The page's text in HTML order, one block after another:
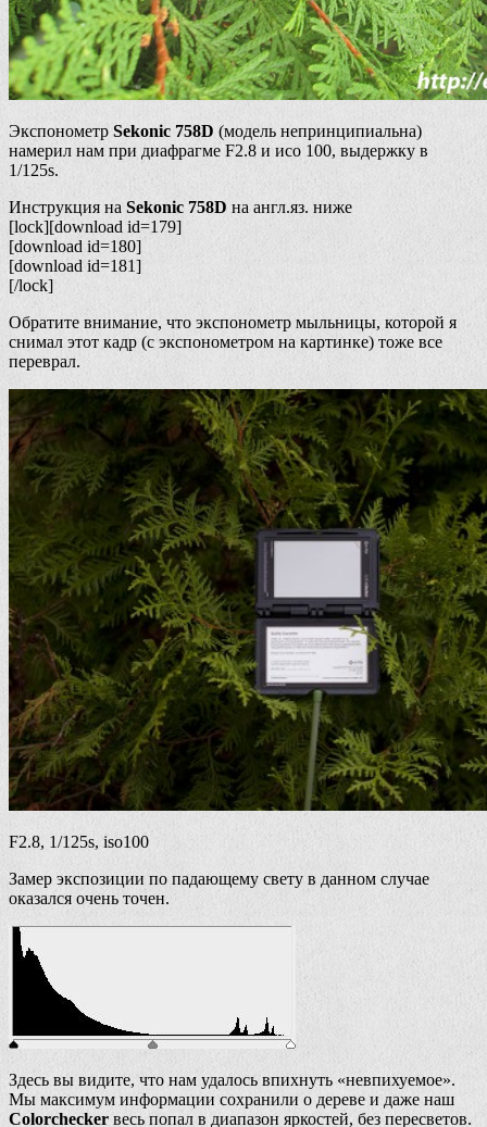
Экспонометр Sekonic 758D (модель непринципиальна)
намерил нам при диафрагме F2.8 и исо 100, выдержку в
1/125s.
Инструкция на Sekonic 758D на англ.яз. ниже
[lock][download id=179]
[download id=180]
[download id=181]
[/lock]
Обратите внимание, что экспонометр мыльницы, которой я
снимал этот кадр (с экспонометром на картинке) тоже все
переврал.
F2.8, 1/125s, iso100
Замер экспозиции по падающему свету в данном случае
оказался очень точен.
Здесь вы видите, что нам удалось впихнуть «невпихуемое».
Мы максимум информации сохранили о дереве и даже наш
Colorchecker весь попал в диапазон яркостей, без пересветов.